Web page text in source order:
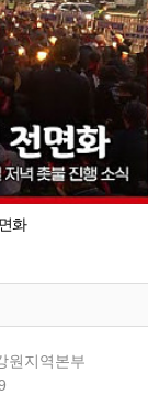
화
원지역본부